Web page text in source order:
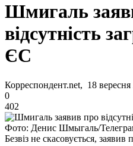
Шмигаль
відсутність
ЄС
Корреспондент.net, 18 вересня
0
402
Фото: Денис Шмыгаль/
Безвіз не скасовується, заявив